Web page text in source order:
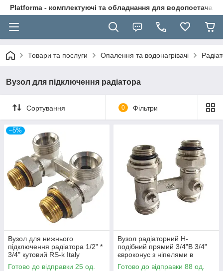
Platforma - комплектуючі та обладнання для
Товари та послуги Опалення та водонагрівачі
Вузол для підключення радіатора
Сортування 0 Фільтри
–5%
Вузол для нижнього
підключення радіатора 1/2" *
3/4" кутовий RS-k Italy
Готово до відправки 25 од.
Вузол радіаторний Н-
подібний прямий 3/4"В 3/4"
євроконус з ніпелями в
комплекті V&G
Готово до відправки 88 од.